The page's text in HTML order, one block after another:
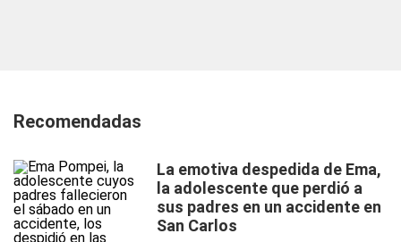
Recomendadas
La emotiva despedida de Ema,
la adolescente que perdió a
sus padres en un accidente en
San Carlos